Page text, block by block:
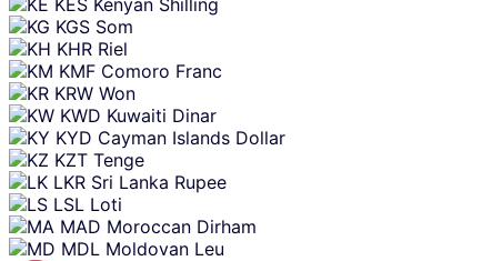
KGS Som
KHR Riel
KMF Comoro Franc
KRW Won
KWD Kuwaiti Dinar
KYD Cayman Islands Dollar
KZT Tenge
LKR Sri Lanka Rupee
LSL Loti
MAD Moroccan Dirham
MDL Moldovan Leu